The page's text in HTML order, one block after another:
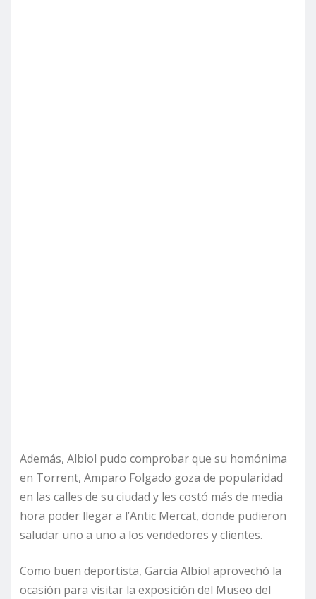
Además, Albiol pudo comprobar que su homónima
en Torrent, Amparo Folgado goza de popularidad
en las calles de su ciudad y les costó más de media
hora poder llegar a l’Antic Mercat, donde pudieron
saludar uno a uno a los vendedores y clientes.
Como buen deportista, García Albiol aprovechó la
ocasión para visitar la exposición del Museo del